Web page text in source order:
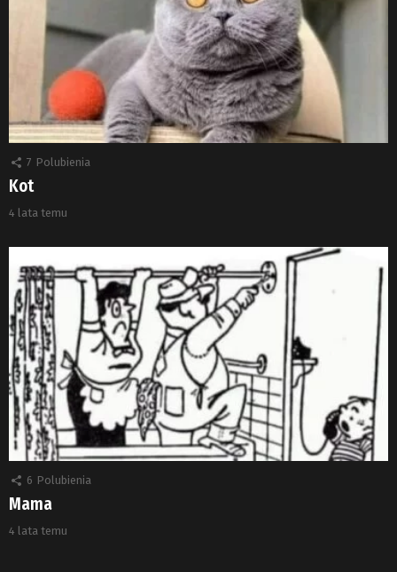
7 Polubienia
Kot
4 lata temu
6 Polubienia
Mama
4 lata temu